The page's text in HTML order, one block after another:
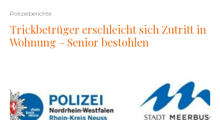
Polizeiberichte
Trickbetrüger erschleicht sich Zutritt in
Wohnung – Senior bestohlen